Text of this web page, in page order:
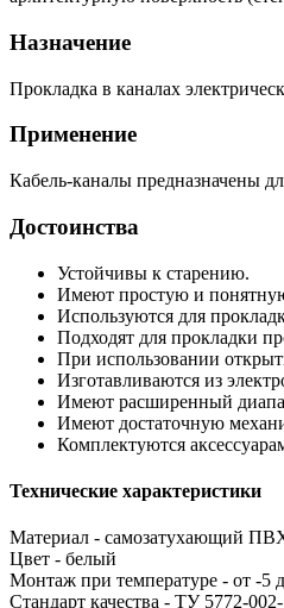
Назначение
Прокладка в каналах
Применение
Кабель-каналы предназначены
Достоинства
Устойчивы к старению.
Имеют простую и
Используются для
Подходят для прокладки
При использовании
Изготавливаются из
Имеют расширенный
Имеют достаточную
Комплектуются
Технические характеристики
Материал - самозатухающий
Цвет - белый
Монтаж при температуре - от -5
Стандарт качества - ТУ 5772-